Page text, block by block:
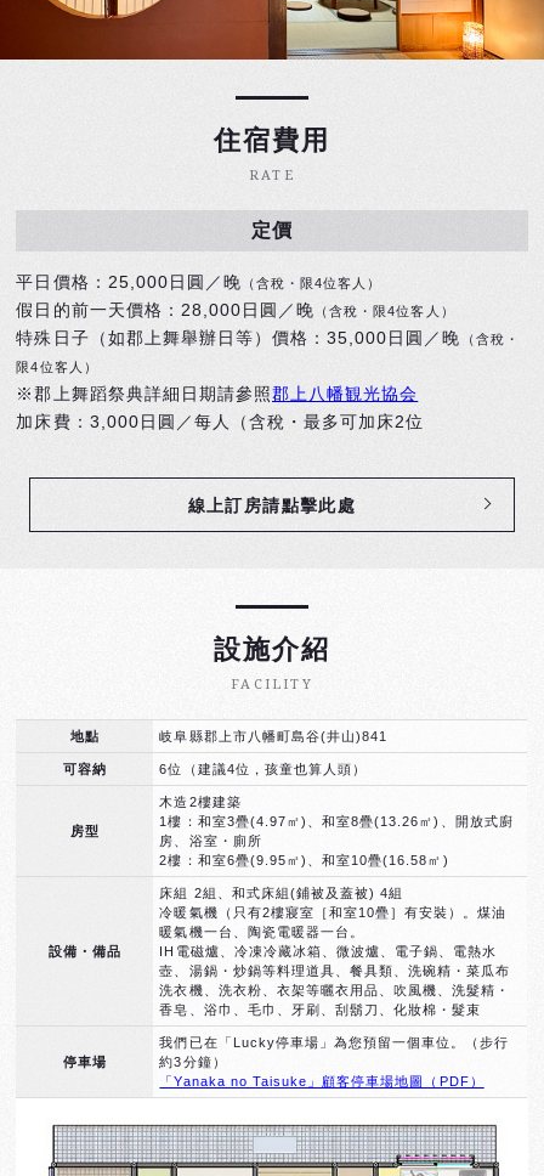
住宿費用
RATE
定價
平日價格：25,000日圓／晚 （含稅・限4位客人）
假日的前一天價格：28,000日圓／晚 （含稅・限4位客人）
特殊日子（如郡上舞舉辦日等）價格：35,000日圓／晚
（含稅・
限4位客人）
※郡上舞蹈祭典詳細日期請參照郡上八幡観光協会
加床費：3,000日圓／每人（含稅・最多可加床2位
線上訂房請點擊此處
設施介紹
FACILITY
地點 岐阜縣郡上市八幡町島谷(井山)841
可容納 6位（建議4位，孩童也算人頭）
房型
木造2樓建築
1樓：和室3疊(4.97㎡)、和室8疊(13.26㎡)、開放式廚
房、浴室・廁所
2樓：和室6疊(9.95㎡)、和室10疊(16.58㎡)
設備・備品
床組 2組、和式床組(鋪被及蓋被) 4組
冷暖氣機（只有2樓寢室［和室10疊］有安裝）。煤油
暖氣機一台、陶瓷電暖器一台。
IH電磁爐、冷凍冷藏冰箱、微波爐、電子鍋、電熱水
壺、湯鍋・炒鍋等料理道具、餐具類、洗碗精・菜瓜布
洗衣機、洗衣粉、衣架等曬衣用品、吹風機、洗髮精・
香皂、浴巾、毛巾、牙刷、刮鬍刀、化妝棉・髮束
停車場
我們已在「Lucky停車場」為您預留一個車位。（步行
約3分鐘）
「Yanaka no Taisuke」顧客停車場地圖（PDF）